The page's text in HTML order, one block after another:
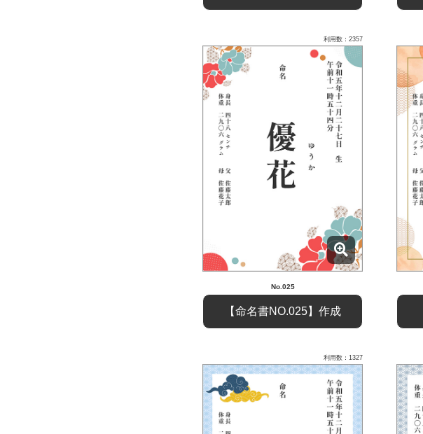
利用数：2357
No.025
【命名書NO.025】作成
利用数：1327